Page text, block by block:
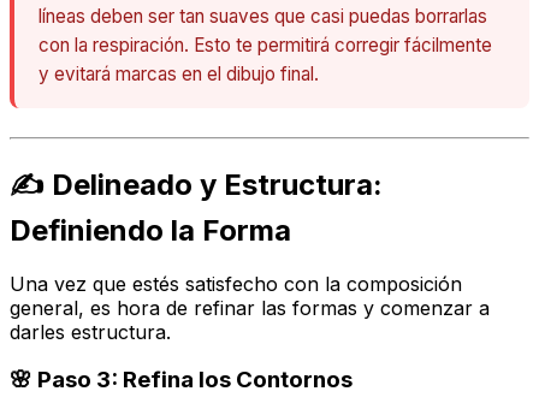
líneas deben ser tan suaves que casi puedas borrarlas
con la respiración. Esto te permitirá corregir fácilmente
y evitará marcas en el dibujo final.
✍️ Delineado y Estructura:
Definiendo la Forma
Una vez que estés satisfecho con la composición
general, es hora de refinar las formas y comenzar a
darles estructura.
🌸 Paso 3: Refina los Contornos